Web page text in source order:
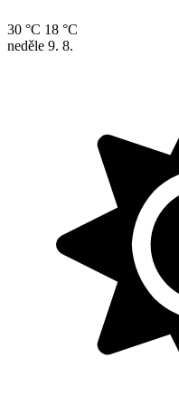
30 °C 18 °C
neděle 9. 8.